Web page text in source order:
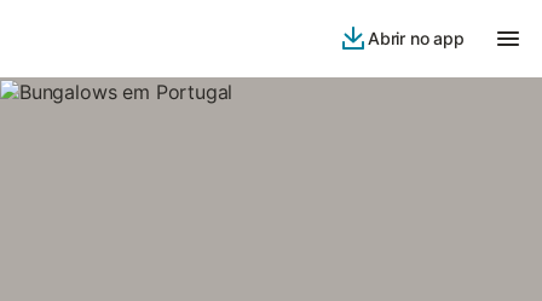
Abrir no app